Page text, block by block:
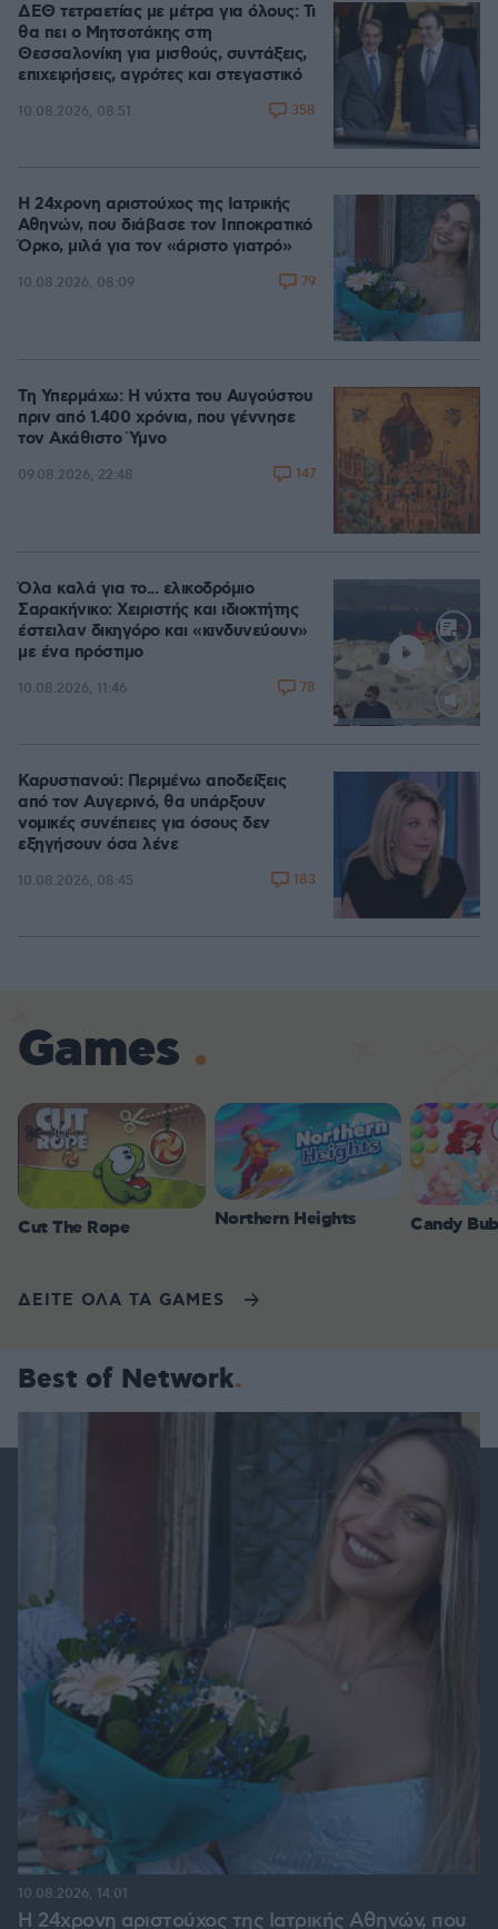
ΔΕΘ τετραετίας με μέτρα για όλους: Τι
θα πει ο Μητσοτάκης στη
Θεσσαλονίκη για μισθούς, συντάξεις,
επιχειρήσεις, αγρότες και στεγαστικό
10.08.2026, 08:51 358
Η 24χρονη αριστούχος της Ιατρικής
Αθηνών, που διάβασε τον Ιπποκρατικό
Όρκο, μιλά για τον «άριστο γιατρό»
10.08.2026, 08:09 79
Τη Υπερμάχω: Η νύχτα του Αυγούστου
πριν από 1.400 χρόνια, που γέννησε
τον Ακάθιστο Ύμνο
09.08.2026, 22:48 147
Loaded
Όλα καλά για το... ελικοδρόμιο
Σαρακήνικο: Χειριστής και ιδιοκτήτης
έστειλαν δικηγόρο και «κινδυνεύουν»
με ένα πρόστιμο
10.08.2026, 11:46 78
Καρυστιανού: Περιμένω αποδείξεις
από τον Αυγερινό, θα υπάρξουν
νομικές συνέπειες για όσους δεν
εξηγήσουν όσα λένε
10.08.2026, 08:45 183
Games
Cut The Rope Northern Heights Candy
ΔΕΙΤΕ ΟΛΑ ΤΑ GAMES
Best of Network
Η 24χρονη αριστούχος της Ιατρικής Αθηνών, που
10.08.2026, 14:01